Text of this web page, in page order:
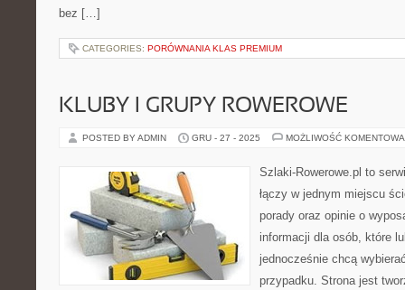
bez […]
CATEGORIES: PORÓWNANIA KLAS PREMIUM
KLUBY I GRUPY ROWEROWE
POSTED BY ADMIN GRU - 27 - 2025 MOŻLIWOŚĆ
Szlaki-Rowerowe.pl to
łączy w jednym miejscu
porady oraz opinie o
informacji dla osób, które
jednocześnie chcą
przypadku. Strona jest